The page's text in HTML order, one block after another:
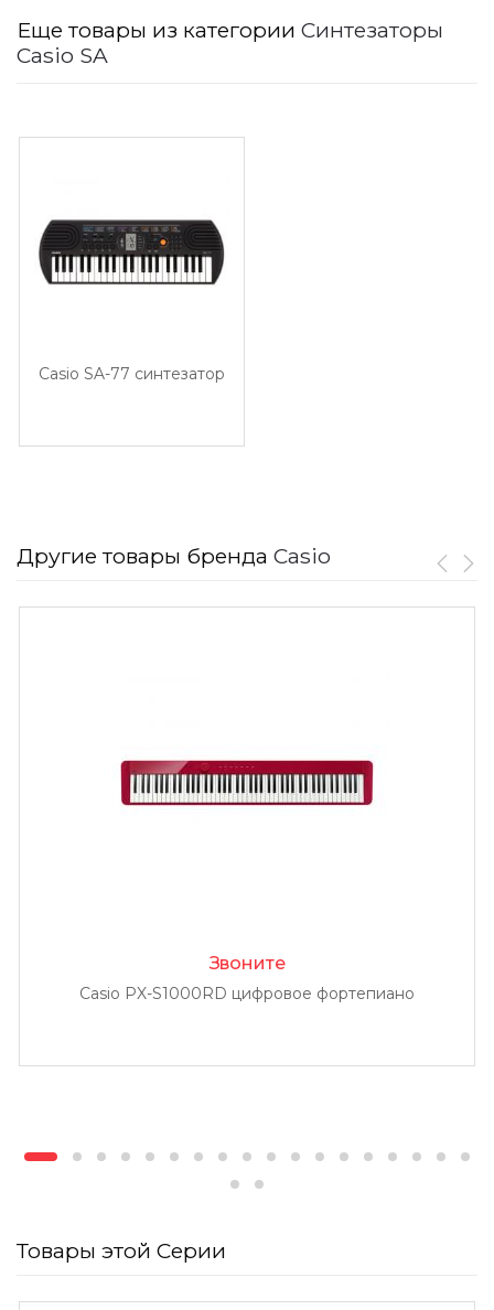
Еще товары из категории Синтезаторы
Casio SA
Casio SA-77 синтезатор
Другие товары бренда Casio
Звоните
Casio PX-S1000RD цифровое фортепиано
Товары этой Серии